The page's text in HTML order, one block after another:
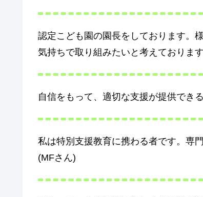
認定こども園の園長をしております。
気持ちで取り組みたいと考えておりま
自信をもって、適切な支援が提供でき
私は特別支援教育に携わる者です。専
(MFさん)